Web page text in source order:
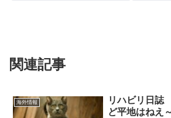
関連記事
海外情報
リハビリ日誌
ど平地はねえ